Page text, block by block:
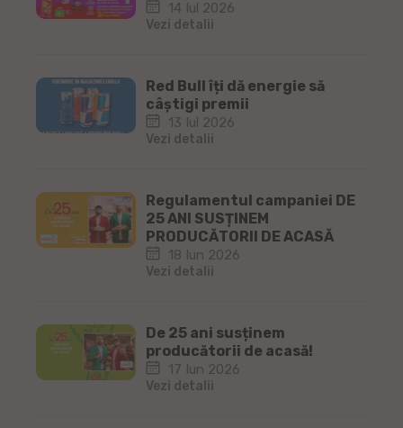
14 Iul 2026
Vezi detalii
Red Bull îți dă energie să
câștigi premii
13 Iul 2026
Vezi detalii
Regulamentul campaniei DE
25 ANI SUSȚINEM
PRODUCĂTORII DE ACASĂ
18 Iun 2026
Vezi detalii
De 25 ani susținem
producătorii de acasă!
17 Iun 2026
Vezi detalii